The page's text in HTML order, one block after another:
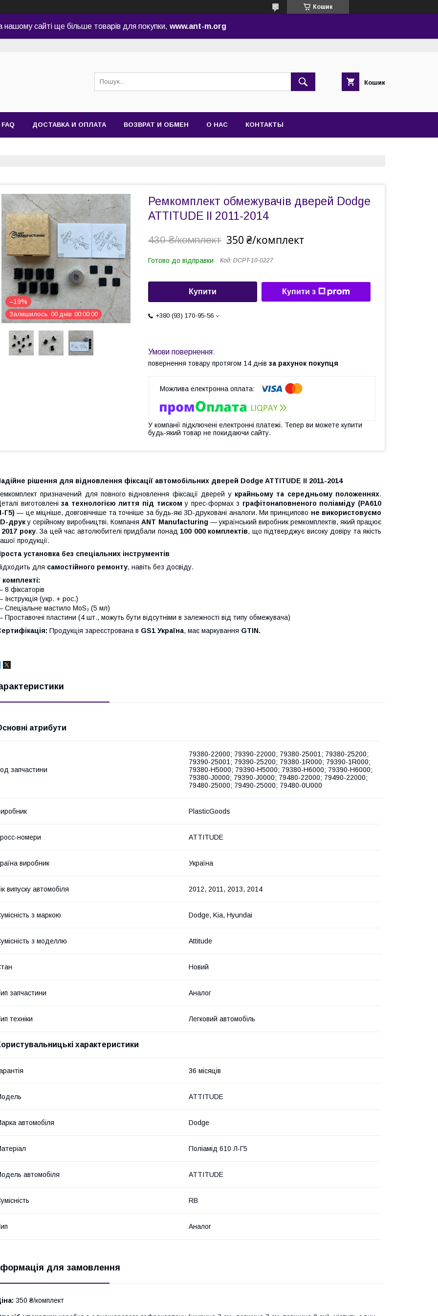
Кошик
нашому сайті ще більше товарів для покупки, www.ant-m.org
Кошик
FAQ ДОСТАВКА И ОПЛАТА ВОЗВРАТ И ОБМЕН О НАС КОНТАКТЫ
–19%
Залишилось 00 днів 00 00 00
Ремкомплект обмежувачів дверей Dodge
ATTITUDE II 2011-2014
430 ₴/комплект 350 ₴/комплект
Готово до відправки Код: DCPT-10-0227
Купити Купити з
+380 (93) 170-95-56
повернення товару протягом 14 днів за рахунок покупця
У компанії підключені електронні платежі. Тепер ви можете купити
будь-який товар не покидаючи сайту.
рішення для відновлення фіксації автомобільних дверей Dodge ATTITUDE II 2011-2014
призначений для повного відновлення фіксації дверей у крайньому та середньому положеннях.
виготовленіза технологією лиття під тиском у прес-формах з графітонаповненого поліаміду (PA610
Г5) — це міцніше, довговічніше та точніше за будь-які 3D-друковані аналоги. Ми принципово не використовуємо
друку серійному виробництві. КомпаніяANT Manufacturing — український виробник ремкомплектів, який працює
2017 року. За цей час автолюбителі придбали понад 100 000 комплектів, що підтверджує високу довіру та якість
продукції.
установка без спеціальних інструментів
для самостійного ремонту, навіть без досвіду.
комплекті:
8 фіксаторів
Інструкція (укр. + рос.)
Спеціальне мастило MoS₂ (5 мл)
Проставочні пластини (4 шт., можуть бути відсутніми в залежності від типу обмежувача)
Продукція зареєстрована в GS1 Україна, має маркування GTIN.
атрибути
запчастини
79380-22000; 79390-22000; 79380-25001; 79380-25200;
79390-25001; 79390-25200; 79380-1R000; 79390-1R000;
79380-H5000; 79390-H5000; 79380-H6000; 79390-H6000;
79380-J0000; 79390-J0000; 79480-22000; 79490-22000;
79480-25000; 79490-25000; 79480-0U000
PlasticGoods
номери ATTITUDE
виробник Україна
випуску автомобіля 2012, 2011, 2013, 2014
з маркою Dodge, Kia, Hyundai
з моделлю Attitude
Новий
запчастини Аналог
техніки Легковий автомобіль
характеристики
36 місяців
ATTITUDE
автомобіля Dodge
Поліамід 610 Л-Г5
автомобіля ATTITUDE
RB
Аналог
для замовлення
350 ₴/комплект